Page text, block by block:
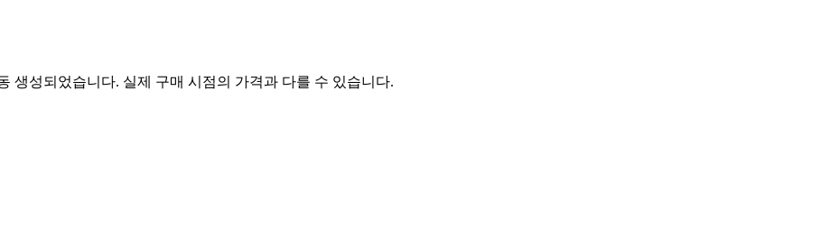
생성되었습니다. 실제 구매 시점의 가격과 다를 수 있습니다.